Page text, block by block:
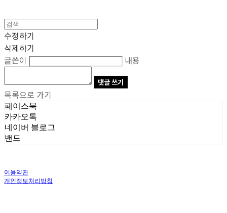
수정하기
삭제하기
글쓴이
내용
댓글 쓰기
목록으로 가기
페이스북
카카오톡
네이버 블로그
밴드
이용약관
개인정보처리방침